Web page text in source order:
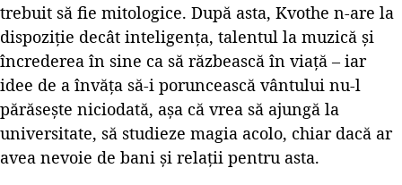
trebuit să fie mitologice. După asta, Kvothe n-are la
dispoziție decât inteligența, talentul la muzică și
încrederea în sine ca să răzbească în viață – iar
idee de a învăța să-i poruncească vântului nu-l
părăsește niciodată, așa că vrea să ajungă la
universitate, să studieze magia acolo, chiar dacă ar
avea nevoie de bani și relații pentru asta.